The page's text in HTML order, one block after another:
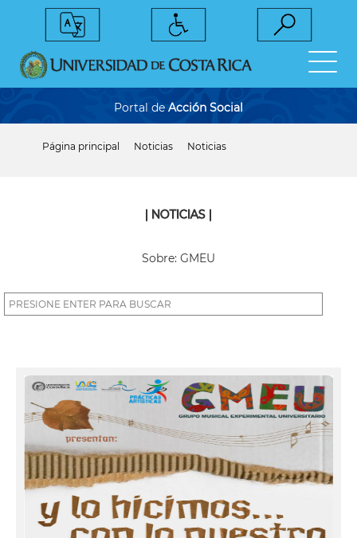
Portal de Acción Social
Página principal Noticias Noticias
| NOTICIAS |
Sobre: GMEU